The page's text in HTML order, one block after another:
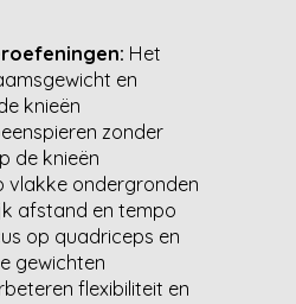
Het
en
knieën
zonder
de knieën
vlakke ondergronden
afstand en tempo
op quadriceps en
gewichten
flexibiliteit en